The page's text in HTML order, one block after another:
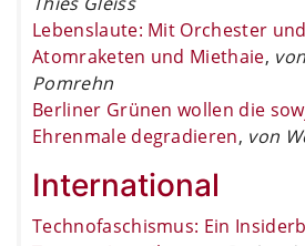
Lebenslaute: Mit Orchester
Atomraketen und Miethaie,
Pomrehn
Berliner Grünen wollen die
Ehrenmale degradieren, von
International
Technofaschismus: Ein